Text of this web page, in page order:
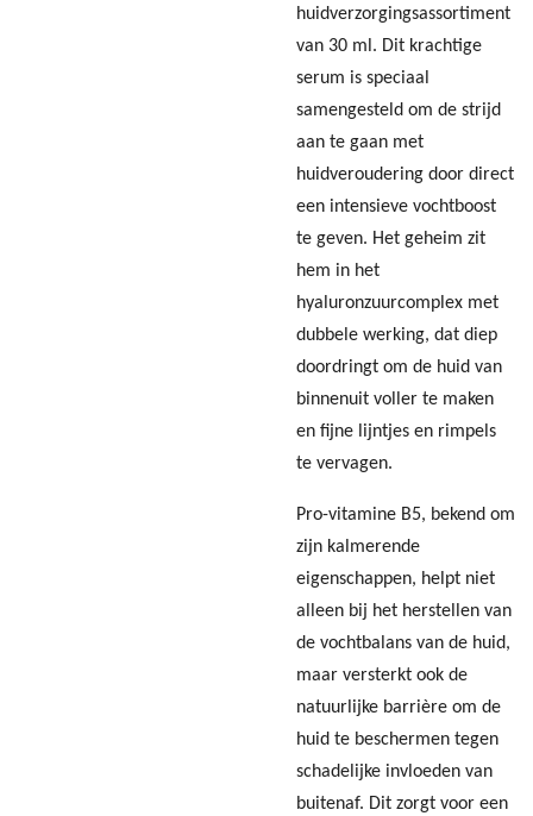
huidverzorgingsassortiment
van 30 ml. Dit krachtige
serum is speciaal
samengesteld om de strijd
aan te gaan met
huidveroudering door direct
een intensieve vochtboost
te geven. Het geheim zit
hem in het
hyaluronzuurcomplex met
dubbele werking, dat diep
doordringt om de huid van
binnenuit voller te maken
en fijne lijntjes en rimpels
te vervagen.
Pro-vitamine B5, bekend om
zijn kalmerende
eigenschappen, helpt niet
alleen bij het herstellen van
de vochtbalans van de huid,
maar versterkt ook de
natuurlijke barrière om de
huid te beschermen tegen
schadelijke invloeden van
buitenaf. Dit zorgt voor een